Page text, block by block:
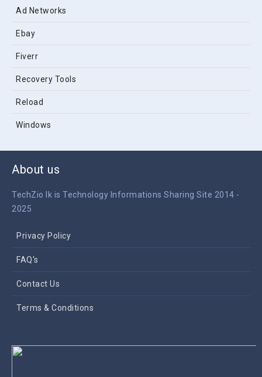
Ad Networks
Ebay
Fiverr
Recovery Tools
Reload
Windows
About us
TechZio lk is Technology Informations Sharing Site 2014 -
2025
Privacy Policy
FAQ's
Contact Us
Terms & Conditions